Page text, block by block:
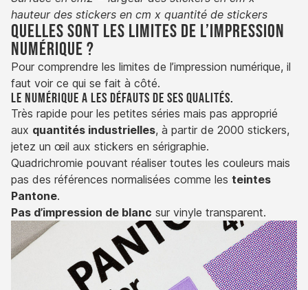
hauteur des stickers en cm x quantité de stickers
Quelles sont les limites de l’impression
numérique ?
Pour comprendre les limites de l’impression numérique, il
faut voir ce qui se fait à côté.
Le numérique a les défauts de ses qualités.
Très rapide pour les petites séries mais pas approprié
aux quantités industrielles, à partir de 2000 stickers,
jetez un œil aux stickers en sérigraphie.
Quadrichromie pouvant réaliser toutes les couleurs mais
pas des références normalisées comme les teintes
Pantone.
Pas d’impression de blanc sur vinyle transparent.